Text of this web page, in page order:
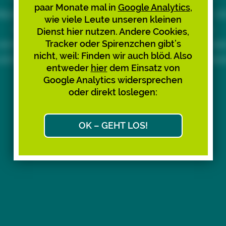
Short-URLs lassen sich nicht mehr erstellen. Um
Ärger und Verwirrung mit den bestehenden zu
empfehlen wir, diese nicht mehr zu nutzen
zu teilen. Bitte sagt’s auch den Leuten, über deren
Links Ihr gekommen seid. Danke!
Max & Max
Ok, weiter zum Link-Ziel
paar Monate mal in Google Analytics,
wie viele Leute unseren kleinen
Dienst hier nutzen. Andere Cookies,
Tracker oder Spirenzchen gibt’s
nicht, weil: Finden wir auch blöd. Also
entweder hierdem Einsatz von
Google Analytics widersprechen
oder direkt loslegen:
OK – GEHT LOS!